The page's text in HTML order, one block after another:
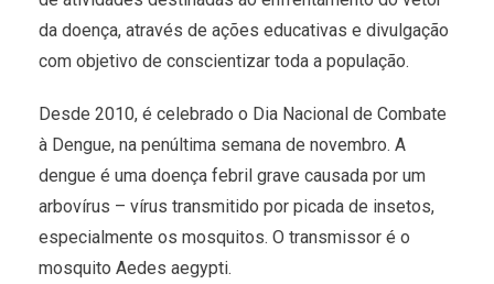
da doença, através de ações educativas e divulgação
com objetivo de conscientizar toda a população.
Desde 2010, é celebrado o Dia Nacional de Combate
à Dengue, na penúltima semana de novembro. A
dengue é uma doença febril grave causada por um
arbovírus – vírus transmitido por picada de insetos,
especialmente os mosquitos. O transmissor é o
mosquito Aedes aegypti.